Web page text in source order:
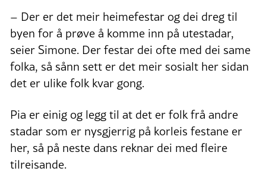
– Der er det meir heimefestar og dei dreg til
byen for å prøve å komme inn på utestadar,
seier Simone. Der festar dei ofte med dei same
folka, så sånn sett er det meir sosialt her sidan
det er ulike folk kvar gong.
Pia er einig og legg til at det er folk frå andre
stadar som er nysgjerrig på korleis festane er
her, så på neste dans reknar dei med fleire
tilreisande.